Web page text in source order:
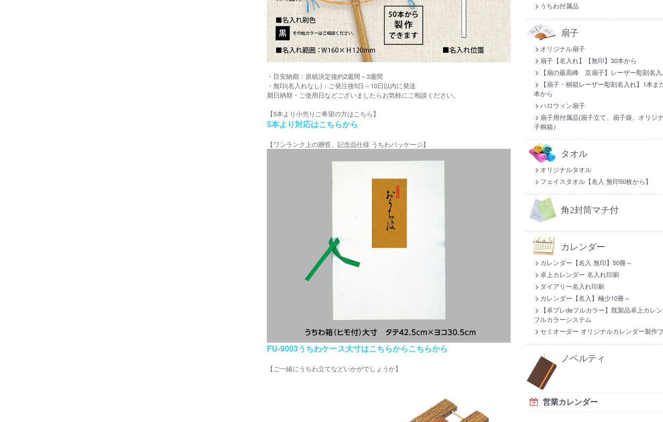
・目安納期：原稿決定後約2週間～3週間
・無印(名入れなし)：ご発注後5日～10日以内に発送
期日納期・ご使用日などございましたらお気軽にご相談ください。
【5本より小売りご希望の方はこちら】
5本より対応はこちらから
【ワンランク上の贈答、記念品仕様 うちわパッケージ】
FU-9003うちわケース大寸はこちらからこちらから
【ご一緒にうちわ立てなどいかがでしょうか】
うちわ付属品
扇子
オリジナル扇子
扇子【名入れ】【無印】30本から
【扇の最高峰 京扇子】レーザー彫刻名
【扇子・桐箱レーザー彫刻名入れ】1本ま
本から
ハロウィン扇子
扇子用付属品(扇子立て、扇子袋、オリジ
子桐箱）
タオル
オリジナルタオル
フェイスタオル【名入 無印50枚から】
角2封筒マチ付
カレンダー
カレンダー【名入 無印】50冊～
卓上カレンダー 名入れ印刷
ダイアリー名入れ印刷
カレンダー【名入】極少10冊～
【卓プレdeフルカラー】既製品卓上カレ
フルカラーシステム
セミオーダー オリジナルカレンダー製作
ノベルティ
営業カレンダー